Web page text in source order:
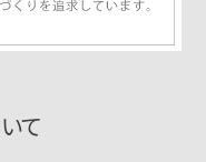
て